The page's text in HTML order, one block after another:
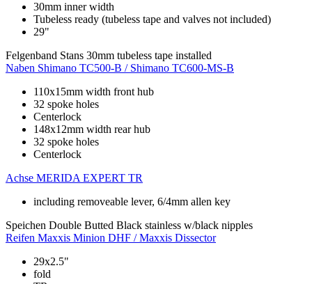
30mm inner width
Tubeless ready (tubeless tape and valves not included)
29"
Felgenband Stans 30mm tubeless tape installed
Naben Shimano TC500-B / Shimano TC600-MS-B
110x15mm width front hub
32 spoke holes
Centerlock
148x12mm width rear hub
32 spoke holes
Centerlock
Achse MERIDA EXPERT TR
including removeable lever, 6/4mm allen key
Speichen Double Butted Black stainless w/black nipples
Reifen Maxxis Minion DHF / Maxxis Dissector
29x2.5"
fold